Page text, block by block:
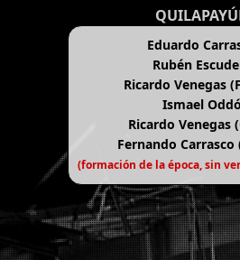
Eduardo
Rubén
Ricardo Venegas
Ismael Oddó
Ricardo Venegas
Fernando Carrasco
(formación de la época, sin